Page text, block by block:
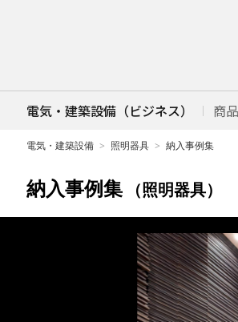
電気・建築設備（ビジネス） 商
電気・建築設備 照明器具 納入事例集
納入事例集 （照明器具）